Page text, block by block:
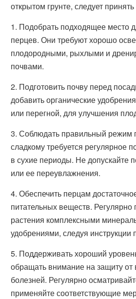
открытом грунте, следует
1. Подобрать подходящее место
перцев. Они требуют хорошо
плодородными, рыхлыми и
почвами.
2. Подготовить почву перед
добавить органические
или перегной, для улучшения
3. Соблюдать правильный режим
сладкому требуется регулярное
в сухие периоды. Не допускайте
или ее переувлажнения.
4. Обеспечить перцам
питательных веществ. Регулярно
растения комплексными
удобрениями, следуя инструкции
5. Поддерживать хороший
обращать внимание на защиту от
болезней. Регулярно
применяйте соответствующие